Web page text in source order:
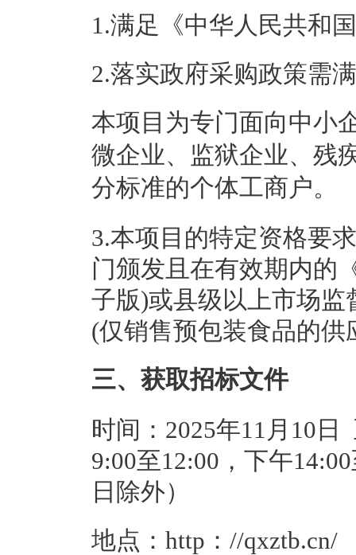
1.满足《中华人民共和
2.落实政府采购政策需
本项目为专门面向中小
微企业、监狱企业、残
分标准的个体工商户。
3.本项目的特定资格要
门颁发且在有效期内的
子版)或县级以上市场
(仅销售预包装食品的供
三、获取招标文件
时间：2025年11月10
9:00至12:00，下午
日除外）
地点：http：//qxztb.cn/